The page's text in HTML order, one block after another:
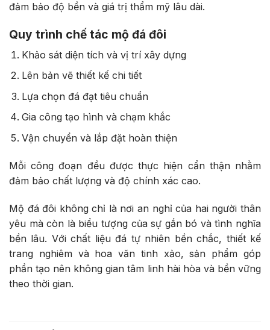
đảm bảo độ bền và giá trị thẩm mỹ lâu dài.
Quy trình chế tác mộ đá đôi
Khảo sát diện tích và vị trí xây dựng
Lên bản vẽ thiết kế chi tiết
Lựa chọn đá đạt tiêu chuẩn
Gia công tạo hình và chạm khắc
Vận chuyển và lắp đặt hoàn thiện
Mỗi công đoạn đều được thực hiện cẩn thận nhằm
đảm bảo chất lượng và độ chính xác cao.
Mộ đá đôi không chỉ là nơi an nghỉ của hai người thân
yêu mà còn là biểu tượng của sự gắn bó và tình nghĩa
bền lâu. Với chất liệu đá tự nhiên bền chắc, thiết kế
trang nghiêm và hoa văn tinh xảo, sản phẩm góp
phần tạo nên không gian tâm linh hài hòa và bền vững
theo thời gian.